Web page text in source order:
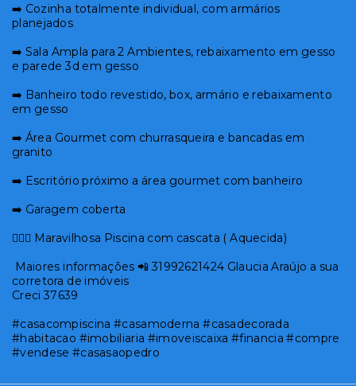
➡️ Cozinha totalmente individual, com armários
planejados
➡️ Sala Ampla para 2 Ambientes, rebaixamento em gesso
e parede 3d em gesso
➡️ Banheiro todo revestido, box, armário e rebaixamento
em gesso
➡️ Área Gourmet com churrasqueira e bancadas em
granito
➡️ Escritório próximo a área gourmet com banheiro
➡️ Garagem coberta
🏊🏻‍♂️ Maravilhosa Piscina com cascata ( Aquecida)
Maiores informações 📲 31992621424 Glaucia Araújo a sua
corretora de imóveis
Creci 37639
#casacompiscina #casamoderna #casadecorada
#habitacao #imobiliaria #imoveiscaixa #financia #compre
#vendese #casasaopedro